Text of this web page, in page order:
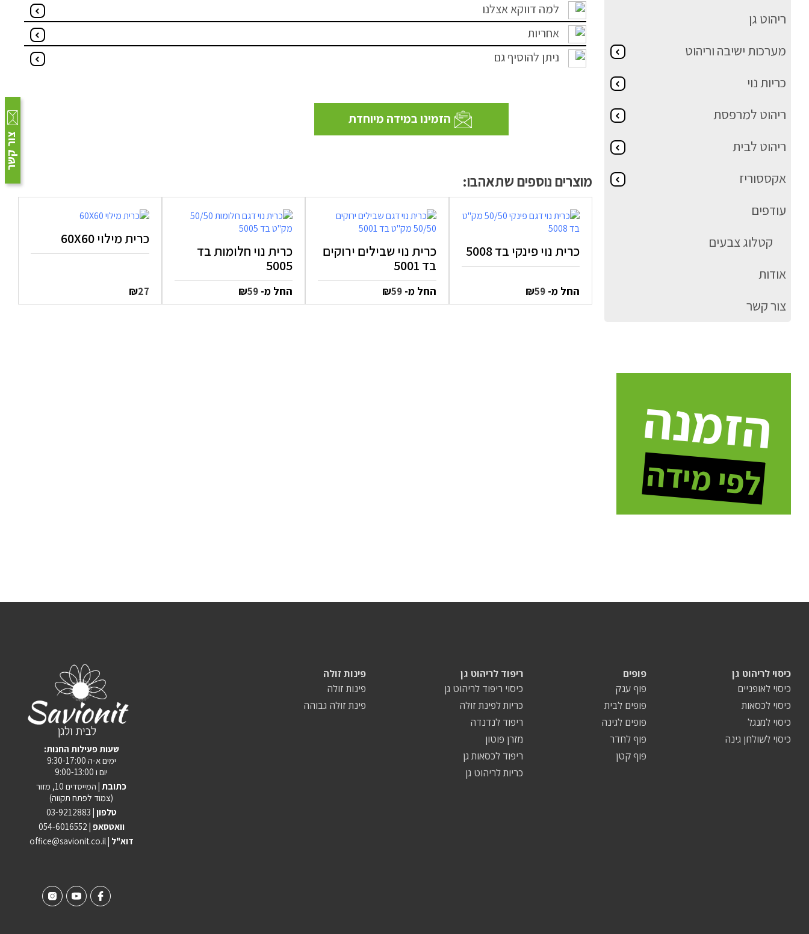
צור קשר
למה דווקא אצלנו
אחריות
ניתן להוסיף גם
הזמינו במידה מיוחדת
מוצרים נוספים שתאהבו:
כרית נוי פינקי בד 5008
החל מ- ₪59
כרית נוי שבילים ירוקים
בד 5001
החל מ- ₪59
כרית נוי חלומות בד
5005
החל מ- ₪59
כרית מילוי 60X60
₪27
ריהוט גן
מערכות ישיבה וריהוט
כריות נוי
ריהוט למרפסת
ריהוט לבית
אקססוריז
עודפים
קטלוג צבעים
אודות
צור קשר
הזמנה
לפי מידה
:שעות פעילות החנות
ימים א-ה 9:30-17:00
יום ו 9:00-13:00
כתובת | המייסדים 10, מזור
(צמוד לפתח תקווה)
טלפון | 03-9212883
וואטסאפ | 054-6016552
office@savionit.co.il | דוא"ל
פינות זולה
פינות זולה
פינת זולה גבוהה
ריפוד לריהוט גן
כיסוי ריפוד לריהוט גן
כריות לפינת זולה
ריפוד לנדנדה
מזרן פוטון
ריפוד לכסאות גן
כריות לריהוט גן
פופים
פוף ענק
פופים לבית
פופים לגינה
פוף לחדר
פוף קטן
כיסוי לריהוט גן
כיסוי לאופניים
כיסוי לכסאות
כיסוי למנגל
כיסוי לשולחן גינה